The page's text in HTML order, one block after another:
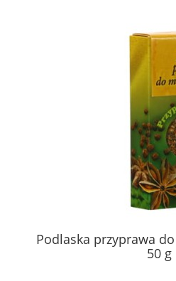
Podlaska przyprawa
50 g